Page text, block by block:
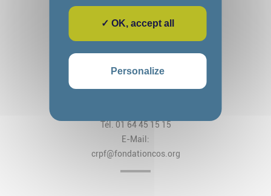
Fondation Alexandre Glasberg
Cos CRPF Nanteau
Tél. 01 64 45 15 15
E-Mail:
crpf@fondationcos.org
✓ OK, accept all
Personalize